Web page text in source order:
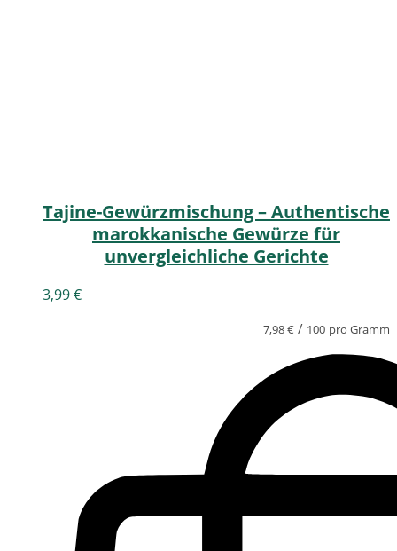
Tajine-Gewürzmischung – Authentische
marokkanische Gewürze für
unvergleichliche Gerichte
3,99€
7,98€ / 100 pro Gramm